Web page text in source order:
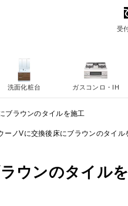
受
ブラウンのタイルを施工
ーノVに交換後床にブラウンのタイル
ウンのタイル
洗面化粧台 ガスコンロ・IH